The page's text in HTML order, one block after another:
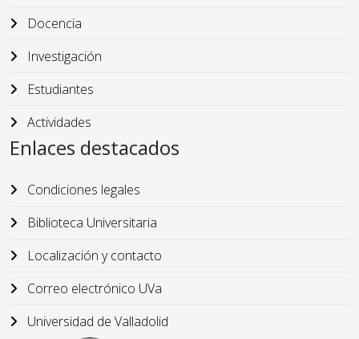
Docencia
Investigación
Estudiantes
Actividades
Enlaces destacados
Condiciones legales
Biblioteca Universitaria
Localización y contacto
Correo electrónico UVa
Universidad de Valladolid